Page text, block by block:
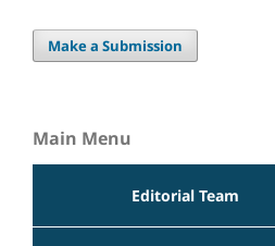
Make a Submission
Main Menu
Editorial Team